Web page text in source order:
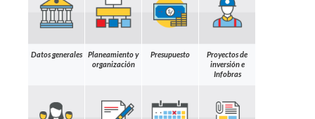
Datos generales
Planeamiento y
organización
Presupuesto
Proyectos de
inversión e
Infobras